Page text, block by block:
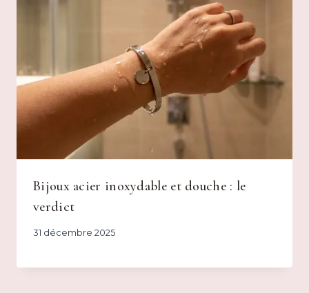
Bijoux acier inoxydable et douche : le
verdict
31 décembre 2025